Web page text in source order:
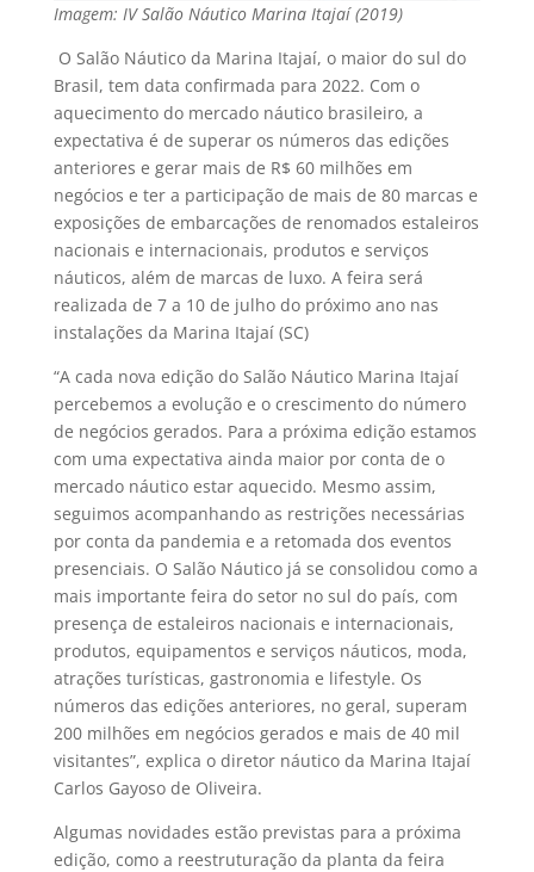
Imagem: IV Salão Náutico Marina Itajaí (2019)
O Salão Náutico da Marina Itajaí, o maior do sul do
Brasil, tem data confirmada para 2022. Com o
aquecimento do mercado náutico brasileiro, a
expectativa é de superar os números das edições
anteriores e gerar mais de R$ 60 milhões em
negócios e ter a participação de mais de 80 marcas e
exposições de embarcações de renomados estaleiros
nacionais e internacionais, produtos e serviços
náuticos, além de marcas de luxo. A feira será
realizada de 7 a 10 de julho do próximo ano nas
instalações da Marina Itajaí (SC)
“A cada nova edição do Salão Náutico Marina Itajaí
percebemos a evolução e o crescimento do número
de negócios gerados. Para a próxima edição estamos
com uma expectativa ainda maior por conta de o
mercado náutico estar aquecido. Mesmo assim,
seguimos acompanhando as restrições necessárias
por conta da pandemia e a retomada dos eventos
presenciais. O Salão Náutico já se consolidou como a
mais importante feira do setor no sul do país, com
presença de estaleiros nacionais e internacionais,
produtos, equipamentos e serviços náuticos, moda,
atrações turísticas, gastronomia e lifestyle. Os
números das edições anteriores, no geral, superam
200 milhões em negócios gerados e mais de 40 mil
visitantes”, explica o diretor náutico da Marina Itajaí
Carlos Gayoso de Oliveira.
Algumas novidades estão previstas para a próxima
edição, como a reestruturação da planta da feira